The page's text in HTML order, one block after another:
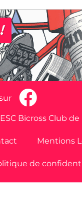
Bicross Club
Mentions
de